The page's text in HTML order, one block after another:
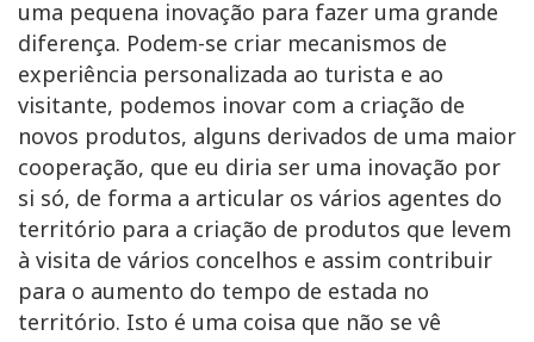
uma pequena inovação para fazer uma grande
diferença. Podem-se criar mecanismos de
experiência personalizada ao turista e ao
visitante, podemos inovar com a criação de
novos produtos, alguns derivados de uma maior
cooperação, que eu diria ser uma inovação por
si só, de forma a articular os vários agentes do
território para a criação de produtos que levem
à visita de vários concelhos e assim contribuir
para o aumento do tempo de estada no
território. Isto é uma coisa que não se vê